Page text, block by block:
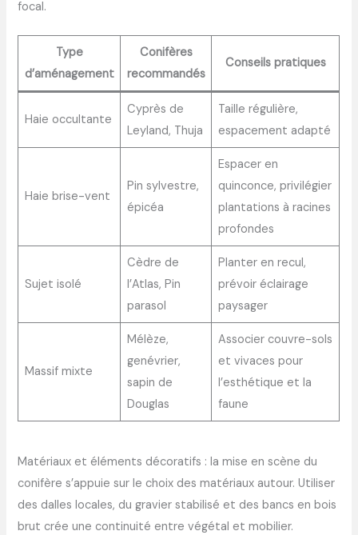
focal.
Type
d’aménagement
Conifères
recommandés
Conseils pratiques
Haie occultante
Cyprès de
Leyland, Thuja
Taille régulière,
espacement adapté
Haie brise-vent
Pin sylvestre,
épicéa
Espacer en
quinconce, privilégier
plantations à racines
profondes
Sujet isolé
Cèdre de
l’Atlas, Pin
parasol
Planter en recul,
prévoir éclairage
paysager
Massif mixte
Mélèze,
genévrier,
sapin de
Douglas
Associer couvre-sols
et vivaces pour
l’esthétique et la
faune
Matériaux et éléments décoratifs : la mise en scène du
conifère s’appuie sur le choix des matériaux autour. Utiliser
des dalles locales, du gravier stabilisé et des bancs en bois
brut crée une continuité entre végétal et mobilier.